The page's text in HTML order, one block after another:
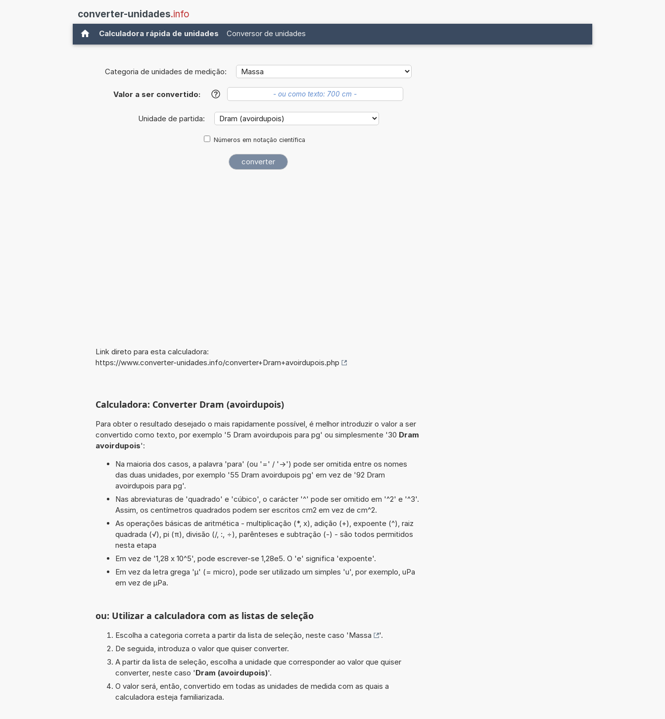
converter-unidades.info
Calculadora rápida de unidades Conversor de unidades
Categoria de unidades de medição:
Valor a ser convertido: ?
Unidade de partida:
Números em notação científica
Link direto para esta calculadora:
https://www.converter-unidades.info/converter+Dram+avoirdupois.php
Calculadora: Converter Dram (avoirdupois)
Para obter o resultado desejado o mais rapidamente possível, é melhor introduzir o valor a ser
convertido como texto, por exemplo '5 Dram avoirdupois para pg' ou simplesmente '30 Dram
avoirdupois':
Na maioria dos casos, a palavra 'para' (ou '=' / '->') pode ser omitida entre os nomes
das duas unidades, por exemplo '55 Dram avoirdupois pg' em vez de '92 Dram
avoirdupois para pg'.
Nas abreviaturas de 'quadrado' e 'cúbico', o carácter '^' pode ser omitido em '^2' e '^3'.
Assim, os centímetros quadrados podem ser escritos cm2 em vez de cm^2.
As operações básicas de aritmética - multiplicação (*, x), adição (+), expoente (^), raiz
quadrada (√), pi (π), divisão (/, :, ÷), parênteses e subtração (-) - são todos permitidos
nesta etapa
Em vez de '1,28 x 10^5', pode escrever-se 1,28e5. O 'e' significa 'expoente'.
Em vez da letra grega 'µ' (= micro), pode ser utilizado um simples 'u', por exemplo, uPa
em vez de µPa.
ou: Utilizar a calculadora com as listas de seleção
Escolha a categoria correta a partir da lista de seleção, neste caso 'Massa
'.
De seguida, introduza o valor que quiser converter.
A partir da lista de seleção, escolha a unidade que corresponder ao valor que quiser
converter, neste caso 'Dram (avoirdupois)'.
O valor será, então, convertido em todas as unidades de medida com as quais a
calculadora esteja familiarizada.